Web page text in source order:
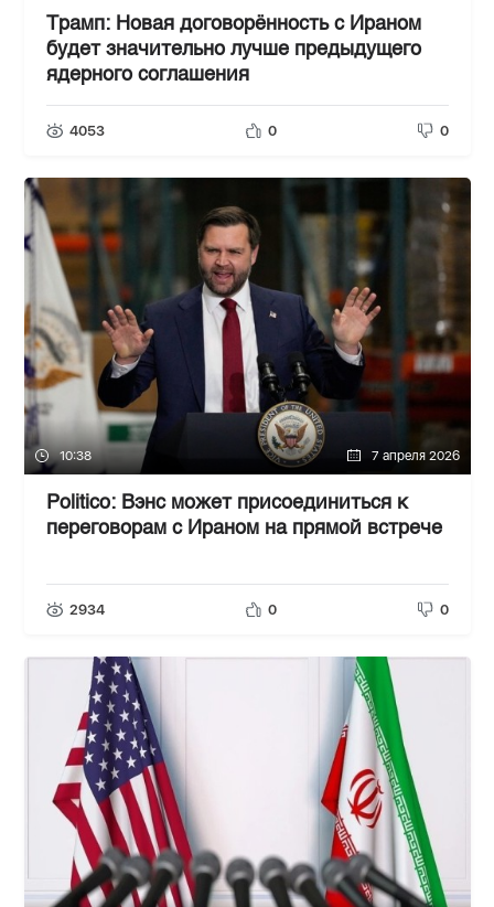
Трамп: Новая договорённость с Ираном
будет значительно лучше предыдущего
ядерного соглашения
4053 0 0
10:38 7 апреля 2026
Politico: Вэнс может присоединиться к
переговорам с Ираном на прямой встрече
2934 0 0